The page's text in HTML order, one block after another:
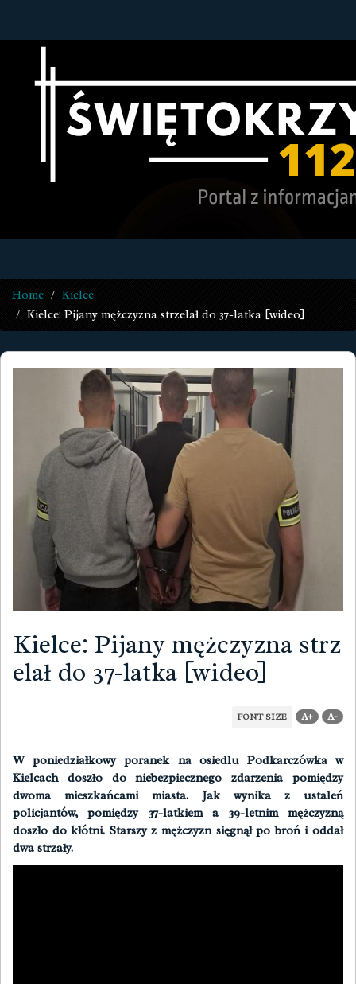
Home
Kielce
Kielce: Pijany mężczyzna strzelał do 37-latka [wideo]
Kielce: Pijany mężczyzna strz
elał do 37-latka [wideo]
FONT SIZE A+ A-
W poniedziałkowy poranek na osiedlu Podkarczówka w
Kielcach doszło do niebezpiecznego zdarzenia pomiędzy
dwoma mieszkańcami miasta. Jak wynika z ustaleń
policjantów, pomiędzy 37-latkiem a 39-letnim mężczyzną
doszło do kłótni. Starszy z mężczyzn sięgnął po broń i oddał
dwa strzały.